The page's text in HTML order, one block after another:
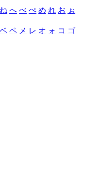
ね へ べ ぺ め れ お ぉ
ベ ペ メ レ オ ォ コ ゴ